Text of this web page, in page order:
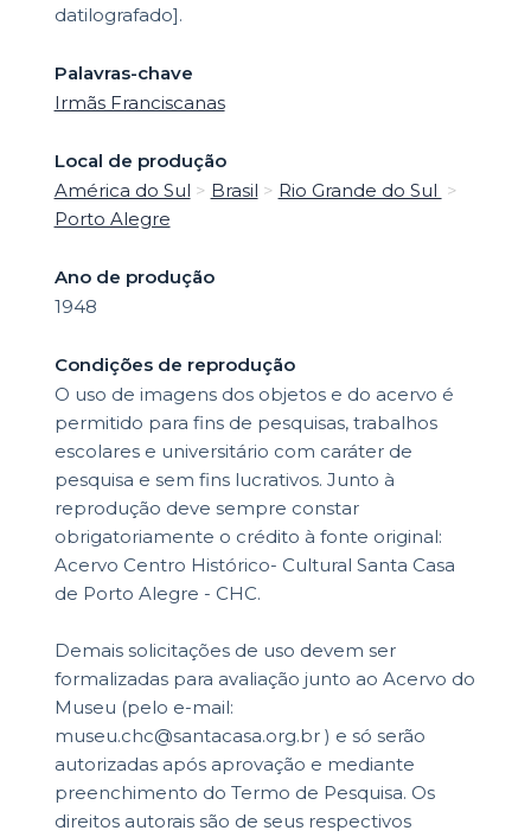
datilografado].
Palavras-chave
Irmãs Franciscanas
Local de produção
América do Sul > Brasil > Rio Grande do Sul >
Porto Alegre
Ano de produção
1948
Condições de reprodução
O uso de imagens dos objetos e do acervo é
permitido para fins de pesquisas, trabalhos
escolares e universitário com caráter de
pesquisa e sem fins lucrativos. Junto à
reprodução deve sempre constar
obrigatoriamente o crédito à fonte original:
Acervo Centro Histórico- Cultural Santa Casa
de Porto Alegre - CHC.
Demais solicitações de uso devem ser
formalizadas para avaliação junto ao Acervo do
Museu (pelo e-mail:
museu.chc@santacasa.org.br ) e só serão
autorizadas após aprovação e mediante
preenchimento do Termo de Pesquisa. Os
direitos autorais são de seus respectivos